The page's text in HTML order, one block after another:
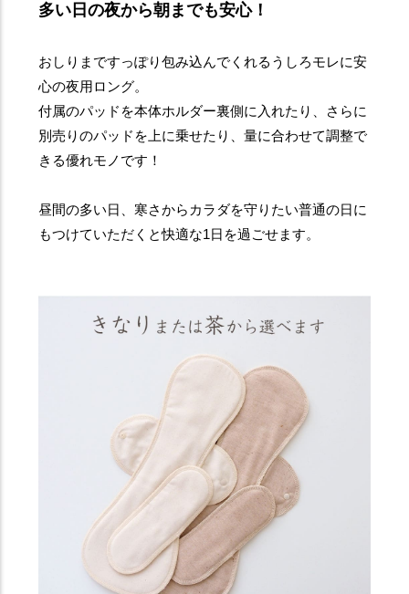
多い日の夜から朝までも安心！
おしりまですっぽり包み込んでくれるうしろモレに安
心の夜用ロング。
付属のパッドを本体ホルダー裏側に入れたり、さらに
別売りのパッドを上に乗せたり、量に合わせて調整で
きる優れモノです！
昼間の多い日、寒さからカラダを守りたい普通の日に
もつけていただくと快適な1日を過ごせます。